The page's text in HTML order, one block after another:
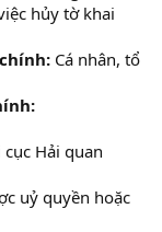
hủy tờ khai
Cá nhân, tổ
Hải quan
uỷ quyền hoặc